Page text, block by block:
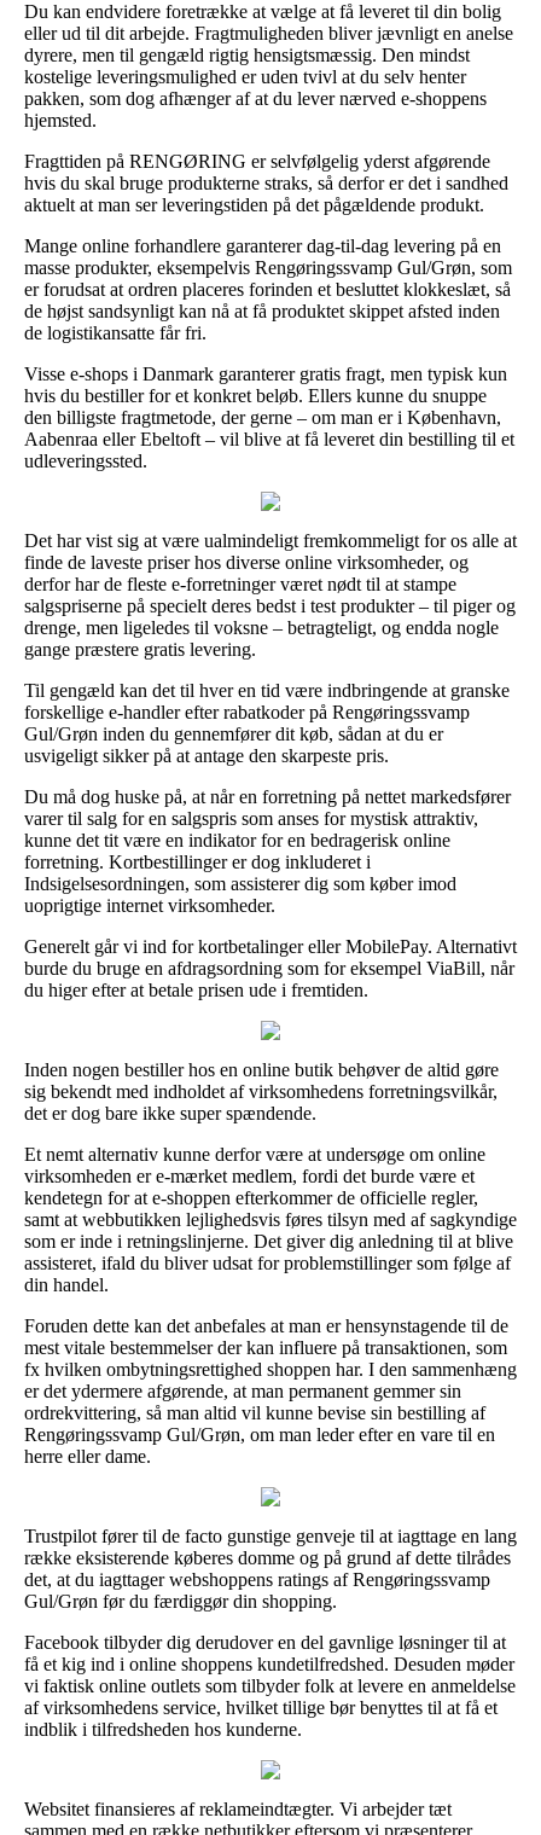
Du kan endvidere foretrække at vælge at få leveret til din bolig
eller ud til dit arbejde. Fragtmuligheden bliver jævnligt en anelse
dyrere, men til gengæld rigtig hensigtsmæssig. Den mindst
kostelige leveringsmulighed er uden tvivl at du selv henter
pakken, som dog afhænger af at du lever nærved e-shoppens
hjemsted.
Fragttiden på RENGØRING er selvfølgelig yderst afgørende
hvis du skal bruge produkterne straks, så derfor er det i sandhed
aktuelt at man ser leveringstiden på det pågældende produkt.
Mange online forhandlere garanterer dag-til-dag levering på en
masse produkter, eksempelvis Rengøringssvamp Gul/Grøn, som
er forudsat at ordren placeres forinden et besluttet klokkeslæt, så
de højst sandsynligt kan nå at få produktet skippet afsted inden
de logistikansatte får fri.
Visse e-shops i Danmark garanterer gratis fragt, men typisk kun
hvis du bestiller for et konkret beløb. Ellers kunne du snuppe
den billigste fragtmetode, der gerne – om man er i København,
Aabenraa eller Ebeltoft – vil blive at få leveret din bestilling til et
udleveringssted.
Det har vist sig at være ualmindeligt fremkommeligt for os alle at
finde de laveste priser hos diverse online virksomheder, og
derfor har de fleste e-forretninger været nødt til at stampe
salgspriserne på specielt deres bedst i test produkter – til piger og
drenge, men ligeledes til voksne – betragteligt, og endda nogle
gange præstere gratis levering.
Til gengæld kan det til hver en tid være indbringende at granske
forskellige e-handler efter rabatkoder på Rengøringssvamp
Gul/Grøn inden du gennemfører dit køb, sådan at du er
usvigeligt sikker på at antage den skarpeste pris.
Du må dog huske på, at når en forretning på nettet markedsfører
varer til salg for en salgspris som anses for mystisk attraktiv,
kunne det tit være en indikator for en bedragerisk online
forretning. Kortbestillinger er dog inkluderet i
Indsigelsesordningen, som assisterer dig som køber imod
uoprigtige internet virksomheder.
Generelt går vi ind for kortbetalinger eller MobilePay. Alternativt
burde du bruge en afdragsordning som for eksempel ViaBill, når
du higer efter at betale prisen ude i fremtiden.
Inden nogen bestiller hos en online butik behøver de altid gøre
sig bekendt med indholdet af virksomhedens forretningsvilkår,
det er dog bare ikke super spændende.
Et nemt alternativ kunne derfor være at undersøge om online
virksomheden er e-mærket medlem, fordi det burde være et
kendetegn for at e-shoppen efterkommer de officielle regler,
samt at webbutikken lejlighedsvis føres tilsyn med af sagkyndige
som er inde i retningslinjerne. Det giver dig anledning til at blive
assisteret, ifald du bliver udsat for problemstillinger som følge af
din handel.
Foruden dette kan det anbefales at man er hensynstagende til de
mest vitale bestemmelser der kan influere på transaktionen, som
fx hvilken ombytningsrettighed shoppen har. I den sammenhæng
er det ydermere afgørende, at man permanent gemmer sin
ordrekvittering, så man altid vil kunne bevise sin bestilling af
Rengøringssvamp Gul/Grøn, om man leder efter en vare til en
herre eller dame.
Trustpilot fører til de facto gunstige genveje til at iagttage en lang
række eksisterende køberes domme og på grund af dette tilrådes
det, at du iagttager webshoppens ratings af Rengøringssvamp
Gul/Grøn før du færdiggør din shopping.
Facebook tilbyder dig derudover en del gavnlige løsninger til at
få et kig ind i online shoppens kundetilfredshed. Desuden møder
vi faktisk online outlets som tilbyder folk at levere en anmeldelse
af virksomhedens service, hvilket tillige bør benyttes til at få et
indblik i tilfredsheden hos kunderne.
Websitet finansieres af reklameindtægter. Vi arbejder tæt